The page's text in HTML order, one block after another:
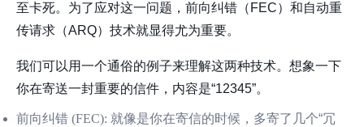
至卡死。为了应对这一问题，前向纠错（FEC）和自动重
传请求（ARQ）技术就显得尤为重要。
我们可以用一个通俗的例子来理解这两种技术。想象一下
你在寄送一封重要的信件，内容是“12345”。
前向纠错 (FEC): 就像是你在寄信的时候，多寄了几个“冗